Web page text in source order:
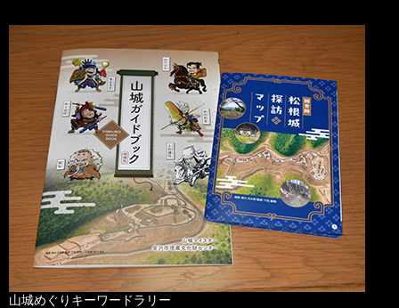
山城めぐりキーワードラリー